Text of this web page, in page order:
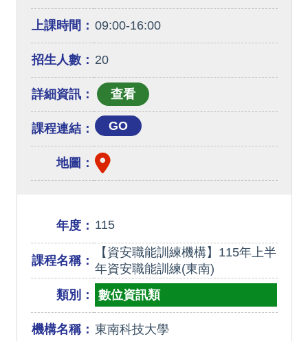
上課時間： 09:00-16:00
招生人數： 20
詳細資訊：
課程連結： GO
地圖：
年度： 115
課程名稱：
【資安職能訓練機構】115年上半
年資安職能訓練(東南)
類別：
數位資訊類
機構名稱： 東南科技大學